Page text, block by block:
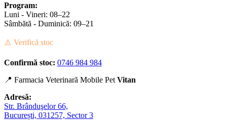
Program:
Luni - Vineri: 08–22
Sâmbătă - Duminică: 09–21
⚠️ Verifică stoc
Confirmă stoc: 0746 984 984
📍 Farmacia Veterinară Mobile Pet Vitan
Adresă:
Str. Brânduşelor 66,
București, 031257, Sector 3